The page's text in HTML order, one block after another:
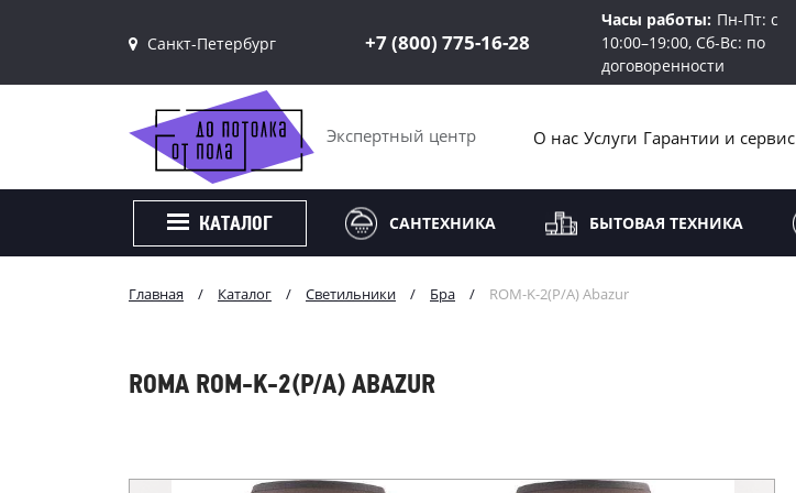
Санкт-Петербург
+7 (800) 775-16-28
Часы работы: Пн-Пт: с
10:00–19:00, Сб-Вс: по
договоренности
Экспертный центр О нас Услуги Гарантии и сервис
КАТАЛОГ САНТЕХНИКА БЫТОВАЯ ТЕХНИКА
Главная / Каталог / Светильники / Бра / ROM-K-2(P/A) Abazur
ROMA ROM-K-2(P/A) ABAZUR